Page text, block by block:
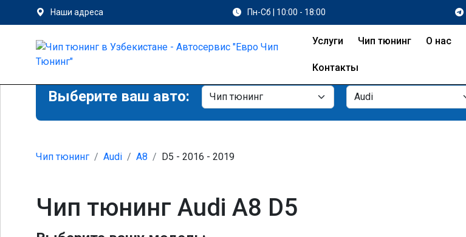
Наши адреса Пн-Сб | 10:00 - 18:00
Услуги Чип тюнинг О нас
Контакты
Выберите ваш авто:
Чип тюнинг Audi A8 D5 - 2016 - 2019
Чип тюнинг Audi A8 D5